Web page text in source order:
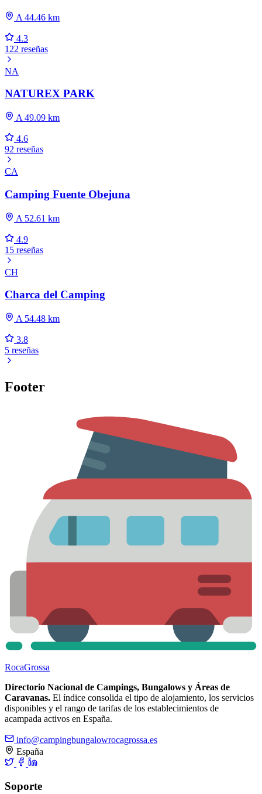
A 44.46 km
4.3
122 reseñas
NA
NATUREX PARK
A 49.09 km
4.6
92 reseñas
CA
Camping Fuente Obejuna
A 52.61 km
4.9
15 reseñas
CH
Charca del Camping
A 54.48 km
3.8
5 reseñas
Footer
RocaGrossa
Directorio Nacional de Campings, Bungalows y Áreas de
Caravanas. El índice consolida el tipo de alojamiento, los servicios
disponibles y el rango de tarifas de los establecimientos de
acampada activos en España.
info@campingbungalowrocagrossa.es
España
Soporte